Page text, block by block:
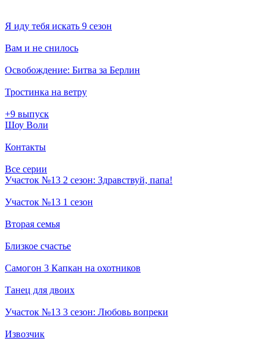
Я иду тебя искать 9 сезон
Вам и не снилось
Освобождение: Битва за Берлин
Тростинка на ветру
+9 выпуск
Шоу Воли
Контакты
Все серии
Участок №13 2 сезон: Здравствуй, папа!
Участок №13 1 сезон
Вторая семья
Близкое счастье
Самогон 3 Капкан на охотников
Танец для двоих
Участок №13 3 сезон: Любовь вопреки
Извозчик